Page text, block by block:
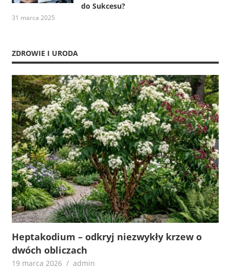
do Sukcesu?
31 marca 2025
ZDROWIE I URODA
Heptakodium – odkryj niezwykły krzew o
dwóch obliczach
19 marca 2026 admin